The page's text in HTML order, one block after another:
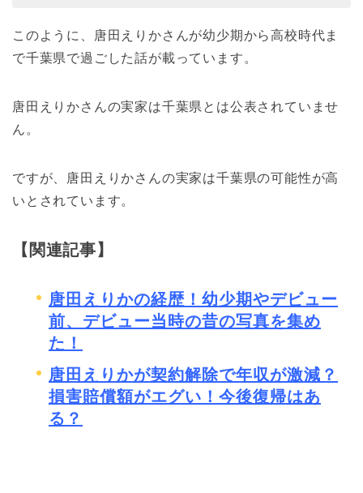
このように、唐田えりかさんが幼少期から高校時代ま
で千葉県で過ごした話が載っています。
唐田えりかさんの実家は千葉県とは公表されていませ
ん。
ですが、唐田えりかさんの実家は千葉県の可能性が高
いとされています。
【関連記事】
唐田えりかの経歴！幼少期やデビュー
前、デビュー当時の昔の写真を集め
た！
唐田えりかが契約解除で年収が激減？
損害賠償額がエグい！今後復帰はあ
る？